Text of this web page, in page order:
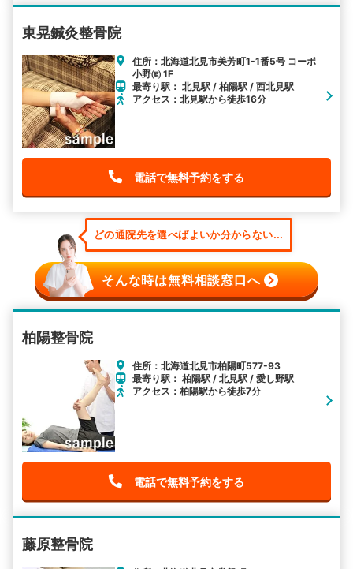
東晃鍼灸整骨院
住所：北海道北見市美芳町1-1番5号 コーポ
小野㈼ 1F
最寄り駅： 北見駅 / 柏陽駅 / 西北見駅
アクセス：北見駅から徒歩16分
電話で無料予約をする
どの通院先を選べばよいか分からない...
そんな時は無料相談窓口へ
柏陽整骨院
住所：北海道北見市柏陽町577-93
最寄り駅： 柏陽駅 / 北見駅 / 愛し野駅
アクセス：柏陽駅から徒歩7分
電話で無料予約をする
藤原整骨院